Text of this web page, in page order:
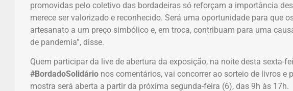
promovidas pelo coletivo das bordadeiras só reforçam a importância
merece ser valorizado e reconhecido. Será uma oportunidade para que
artesanato a um preço simbólico e, em troca, contribuam para uma
de pandemia”, disse.
Quem participar da live de abertura da exposição, na noite desta sexta-
#BordadoSolidárionos comentários, vai concorrer ao sorteio de livros e
mostra será aberta a partir da próxima segunda-feira (6), das 9h às 17h.